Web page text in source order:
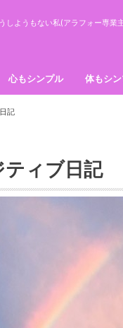
しようもない私(アラフォー専業
心もシンプル 体もシ
記
ィブ日記